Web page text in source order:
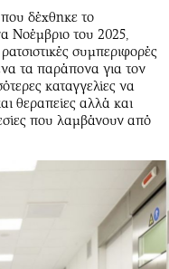
δέχθηκε το
Νοέμβριο του 2025,
συμπεριφορές
τα παράπονα για τον
καταγγελίες να
θεραπείες αλλά και
που λαμβάνουν από